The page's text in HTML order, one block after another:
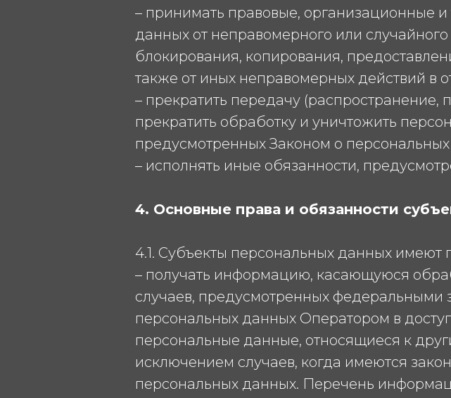
– принимать правовые, организационные
данных от неправомерного или
блокирования, копирования,
также от иных неправомерных действий в
– прекратить передачу (распространение,
прекратить обработку и уничтожить
предусмотренных Законом о
– исполнять иные обязанности,
4. Основные права и обязанности
4.1. Субъекты персональных данных имеют
– получать информацию, касающуюся
случаев, предусмотренных федеральными
персональных данных Оператором в
персональные данные, относящиеся к
исключением случаев, когда имеются
персональных данных. Перечень